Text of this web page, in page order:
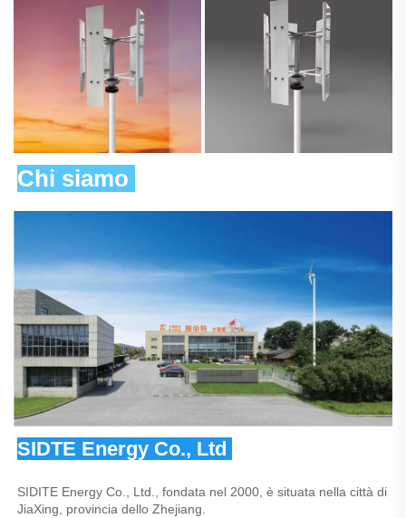
Chi siamo
SIDTE Energy Co., Ltd
SIDITE Energy Co., Ltd., fondata nel 2000, è situata nella città di
JiaXing, provincia dello Zhejiang.